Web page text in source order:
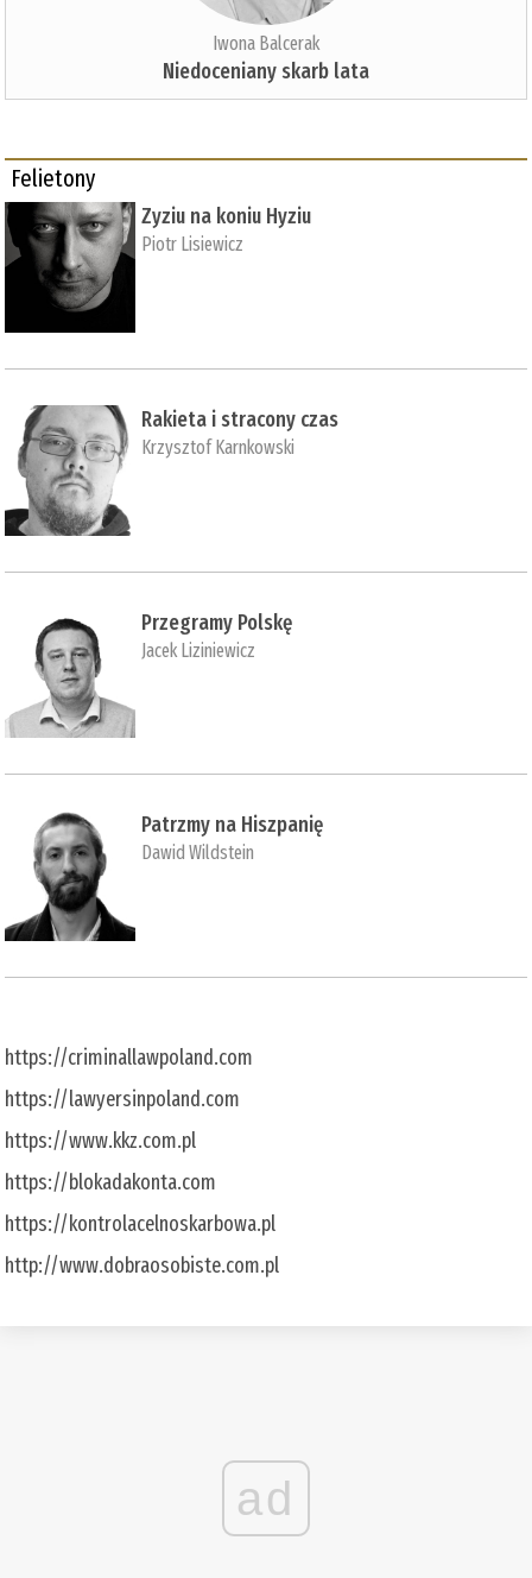
Iwona Balcerak
Niedoceniany skarb lata
Felietony
Zyziu na koniu Hyziu
Piotr Lisiewicz
Rakieta i stracony czas
Krzysztof Karnkowski
Przegramy Polskę
Jacek Liziniewicz
Patrzmy na Hiszpanię
Dawid Wildstein
https://criminallawpoland.com
https://lawyersinpoland.com
https://www.kkz.com.pl
https://blokadakonta.com
https://kontrolacelnoskarbowa.pl
http://www.dobraosobiste.com.pl
ad